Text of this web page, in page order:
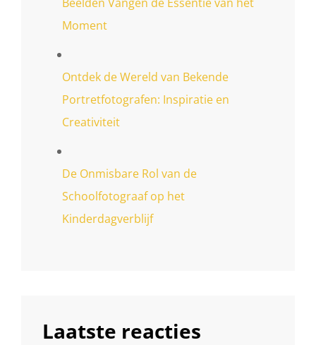
Moment
Ontdek de Wereld van Bekende
Portretfotografen: Inspiratie en
Creativiteit
De Onmisbare Rol van de
Schoolfotograaf op het
Kinderdagverblijf
Laatste reacties